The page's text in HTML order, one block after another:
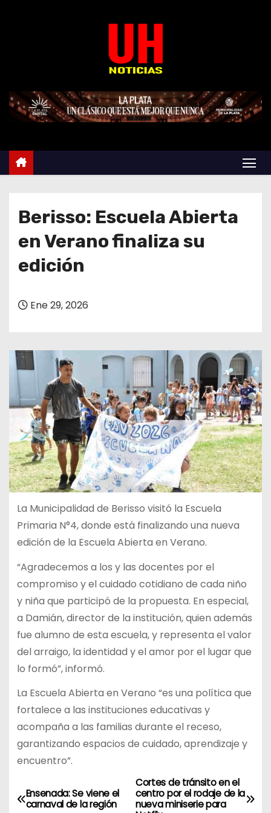
e
Berisso: Escuela Abierta
en Verano finaliza su
edición
Ene 29, 2026
La Municipalidad de Berisso visitó la Escuela
Primaria N°4, donde está finalizando una nueva
edición de la Escuela Abierta en Verano.
“Agradecemos a los y las docentes por el
compromiso y el cuidado cotidiano de cada niño
y niña que participó de la propuesta. En especial,
a Damián, director de la institución, quien además
fue alumno de esta escuela, y representa el valor
del arraigo, la identidad y el amor por el lugar que
lo formó”, informó.
La Escuela Abierta en Verano “es una política que
fortalece a las instituciones educativas y
acompaña a las familias durante el receso,
garantizando espacios de cuidado, aprendizaje y
encuentro”.
N
Cortes de tránsito en el
centro por el rodaje de la
nueva miniserie para
Ensenada: Se viene el
carnaval de la región